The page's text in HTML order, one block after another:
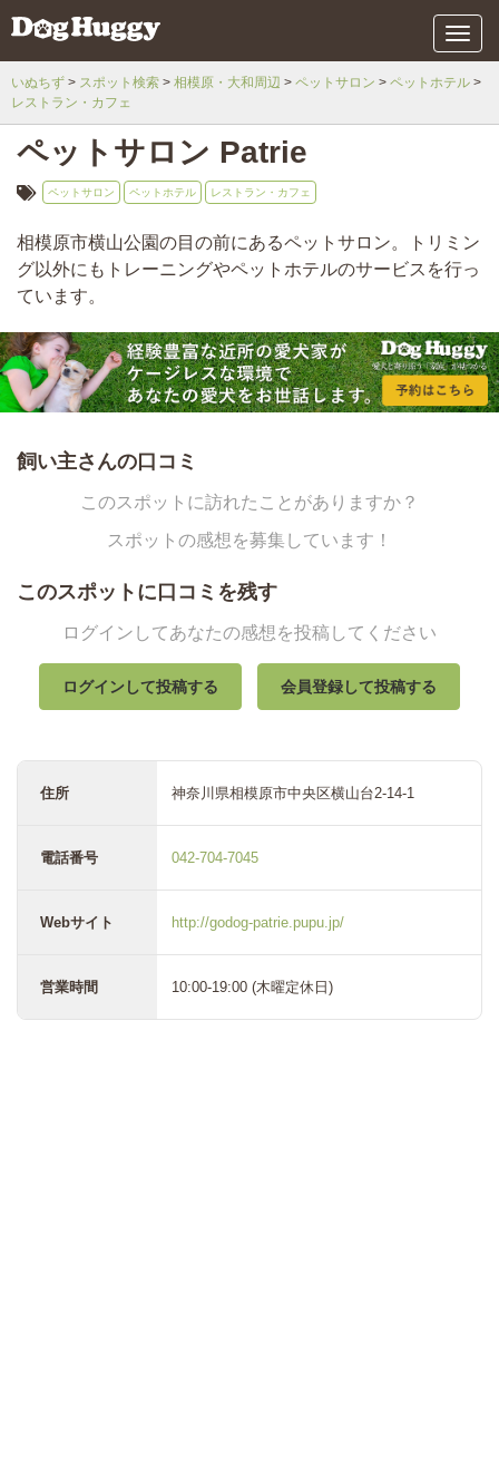
メ
ニ
ュ
いぬちず スポット検索 相模原・大和周辺 ペットサロン
ペットホテル
レストラン・カフェ
ペットサロン Patrie
ペットサロン ペットホテル レストラン・カフェ
相模原市横山公園の目の前にあるペットサロン。トリミン
グ以外にもトレーニングやペットホテルのサービスを行っ
ています。
飼い主さんの口コミ
このスポットに訪れたことがありますか？
スポットの感想を募集しています！
このスポットに口コミを残す
ログインしてあなたの感想を投稿してください
ログインして投稿する 会員登録して投稿する
住所 神奈川県相模原市中央区横山台2-14-1
電話番号 042-704-7045
Webサイト http://godog-patrie.pupu.jp/
営業時間 10:00-19:00 (木曜定休日)